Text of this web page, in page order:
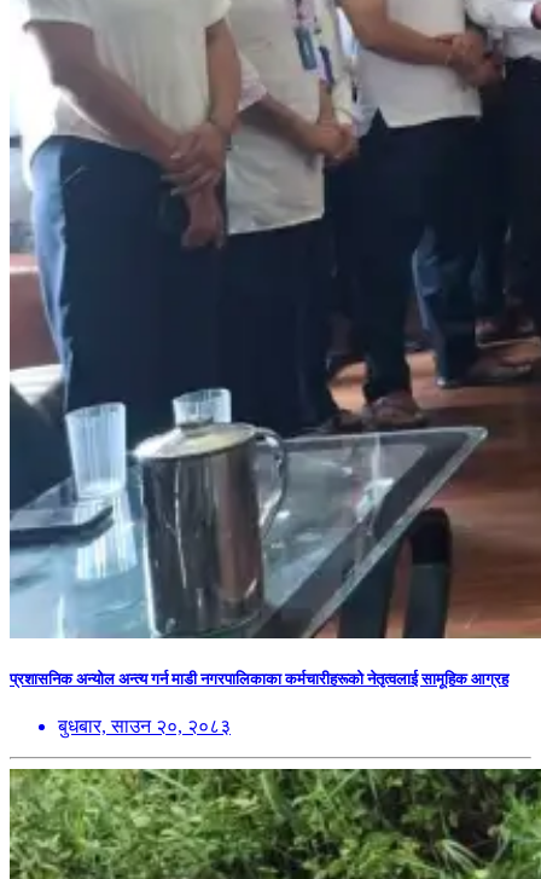
प्रशासनिक अन्योल अन्त्य गर्न माडी नगरपालिकाका कर्मचारीहरूको नेतृत्वलाई सामूहिक आग्रह
बुधबार, साउन २०, २०८३